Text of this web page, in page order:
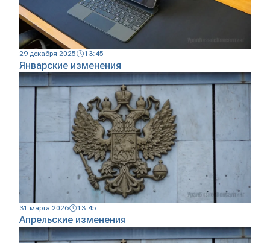
29 декабря 2025 13:45
Январские изменения
31 марта 2026 13:45
Апрельские изменения